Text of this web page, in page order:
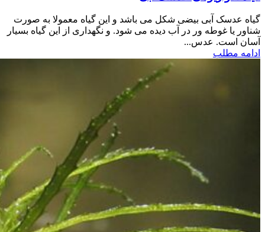
گیاه عدسک آبی بیضی شکل می باشد و این گیاه معمولا به صورت
شناور یا غوطه ور در آب دیده می شود. و نگهداری از این گیاه بسیار
آسان است. عدس...
ادامه مطلب